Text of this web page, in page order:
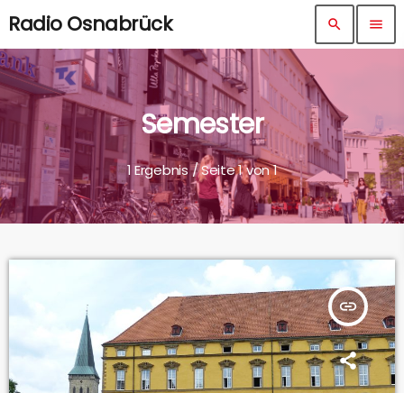
Radio Osnabrück search menu
Semester
1 Ergebnis / Seite 1 von 1
insert_link